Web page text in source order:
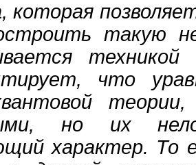
которая
такую
техникой
что
но их
характер. То